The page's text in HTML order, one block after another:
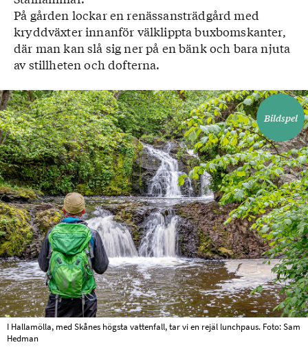
På gården lockar en renässansträdgård med
kryddväxter innanför välklippta buxbomskanter,
där man kan slå sig ner på en bänk och bara njuta
av stillheten och dofterna.
Bildspel
I Hallamölla, med Skånes högsta vattenfall, tar vi en rejäl lunchpaus. Foto: Sam
Hedman